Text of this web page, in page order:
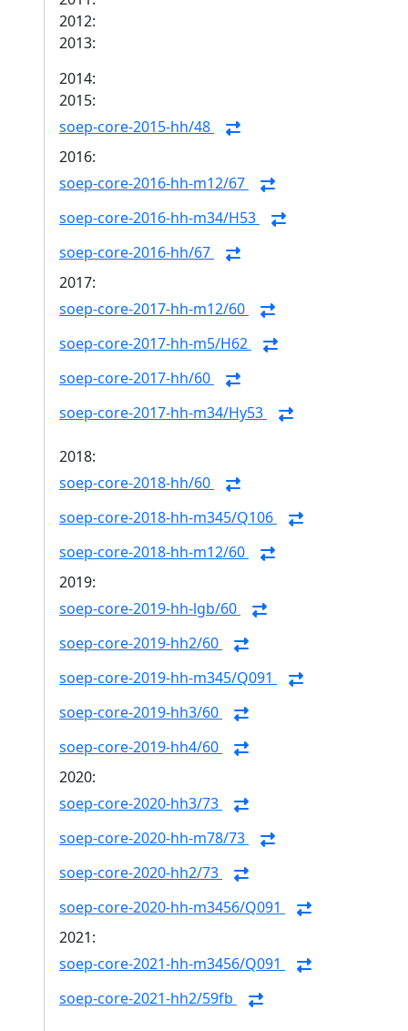
2012:
2013:
2014:
2015:
soep-core-2015-hh/48
2016:
soep-core-2016-hh-m12/67
soep-core-2016-hh-m34/H53
soep-core-2016-hh/67
2017:
soep-core-2017-hh-m12/60
soep-core-2017-hh-m5/H62
soep-core-2017-hh/60
soep-core-2017-hh-m34/Hy53
2018:
soep-core-2018-hh/60
soep-core-2018-hh-m345/Q106
soep-core-2018-hh-m12/60
2019:
soep-core-2019-hh-lgb/60
soep-core-2019-hh2/60
soep-core-2019-hh-m345/Q091
soep-core-2019-hh3/60
soep-core-2019-hh4/60
2020:
soep-core-2020-hh3/73
soep-core-2020-hh-m78/73
soep-core-2020-hh2/73
soep-core-2020-hh-m3456/Q091
2021:
soep-core-2021-hh-m3456/Q091
soep-core-2021-hh2/59fb